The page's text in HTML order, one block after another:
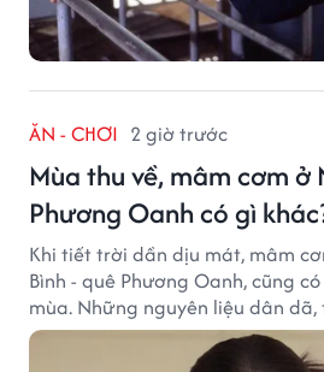
ĂN - CHƠI 2 giờ trước
Mùa thu về, mâm cơm ở
Phương Oanh có gì
Khi tiết trời dần dịu mát, mâm
Bình - quê Phương Oanh, cũng
mùa. Những nguyên liệu dân
tạo nên hương vị bình dị nhưng